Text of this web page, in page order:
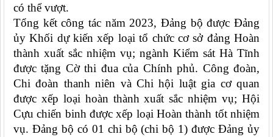
có thể vượt.
Tổng kết công tác năm 2023, Đảng bộ được Đảng
ủy Khối dự kiến xếp loại tổ chức cơ sở đảng Hoàn
thành xuất sắc nhiệm vụ; ngành Kiểm sát Hà Tĩnh
được tặng Cờ thi đua của Chính phủ. Công đoàn,
Chi đoàn thanh niên và Chi hội luật gia cơ quan
được xếp loại hoàn thành xuất sắc nhiệm vụ; Hội
Cựu chiến binh được xếp loại Hoàn thành tốt nhiệm
vụ. Đảng bộ có 01 chi bộ (chi bộ 1) được Đảng ủy